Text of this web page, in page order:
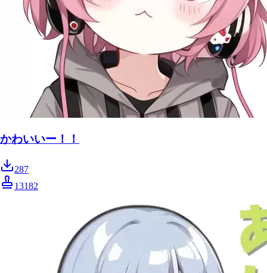
かわいいー！！
287
13182